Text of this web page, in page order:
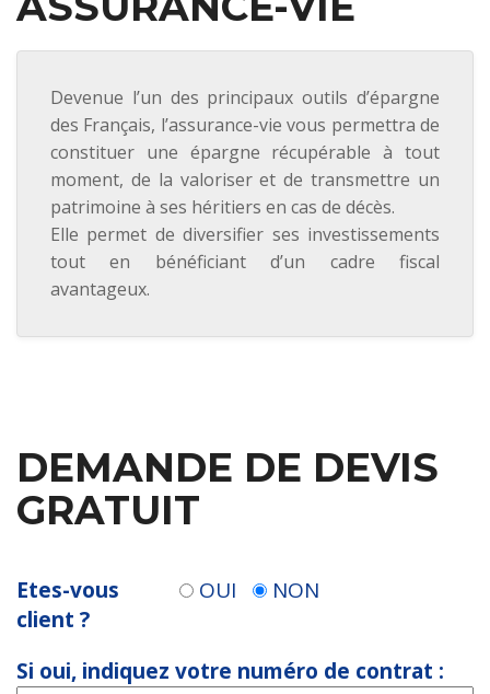
Devenue l’un des principaux outils d’épargne
des Français, l’assurance-vie vous permettra de
constituer une épargne récupérable à tout
moment, de la valoriser et de transmettre un
patrimoine à ses héritiers en cas de décès.
Elle permet de diversifier ses investissements
tout en bénéficiant d’un cadre fiscal
avantageux.
DEMANDE DE DEVIS
GRATUIT
Etes-vous
client ?
OUI NON
Si oui, indiquez votre numéro de contrat :